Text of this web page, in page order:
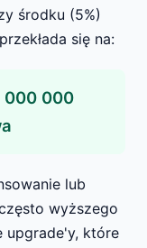
środku (5%)
się na:
000 000
lub
wyższego
upgrade'y, które